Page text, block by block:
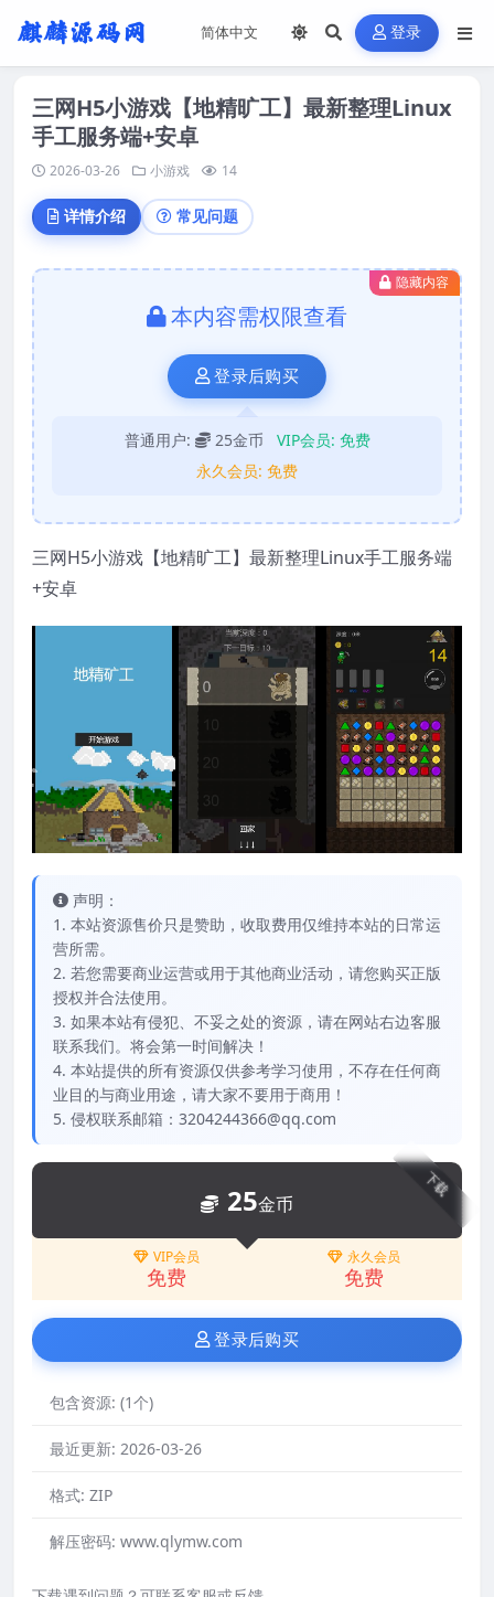
登录
三网H5小游戏【地精旷工】最新整理Linux
手工服务端+安卓
2026-03-26 小游戏 14
详情介绍 常见问题
隐藏内容
本内容需权限查看
登录后购买
普通用户: 25金币 VIP会员: 免费
永久会员: 免费
三网H5小游戏【地精旷工】最新整理Linux手工服务端
+安卓
声明：
1. 本站资源售价只是赞助，收取费用仅维持本站的日常运
营所需。
2. 若您需要商业运营或用于其他商业活动，请您购买正版
授权并合法使用。
3. 如果本站有侵犯、不妥之处的资源，请在网站右边客服
联系我们。将会第一时间解决！
4. 本站提供的所有资源仅供参考学习使用，不存在任何商
业目的与商业用途，请大家不要用于商用！
5. 侵权联系邮箱：3204244366@qq.com
下载
25金币
VIP会员
免费
永久会员
免费
登录后购买
包含资源: (1个)
最近更新: 2026-03-26
格式: ZIP
解压密码: www.qlymw.com